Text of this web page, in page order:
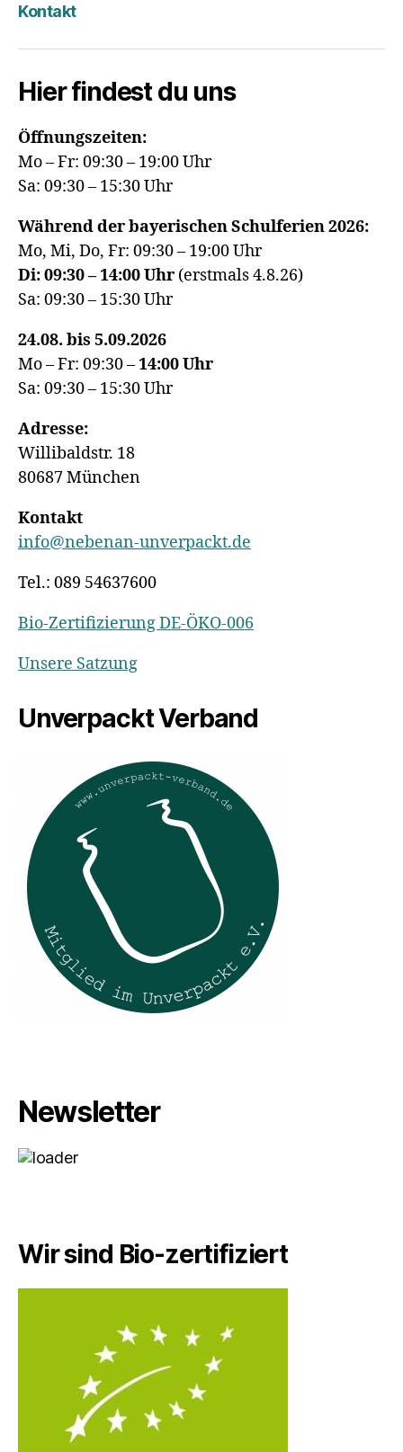
Kontakt
Hier findest du uns
Öffnungszeiten:
Mo – Fr: 09:30 – 19:00 Uhr
Sa: 09:30 – 15:30 Uhr
Während der bayerischen Schulferien 2026:
Mo, Mi, Do, Fr: 09:30 – 19:00 Uhr
Di: 09:30 – 14:00 Uhr (erstmals 4.8.26)
Sa: 09:30 – 15:30 Uhr
24.08. bis 5.09.2026
Mo – Fr: 09:30 –14:00Uhr
Sa: 09:30 – 15:30 Uhr
Adresse:
Willibaldstr. 18
80687 München
Kontakt
info@nebenan-unverpackt.de
Tel.: 089 54637600
Bio-Zertifizierung DE-ÖKO-006
Unsere Satzung
Unverpackt Verband
Newsletter
Wir sind Bio-zertifiziert